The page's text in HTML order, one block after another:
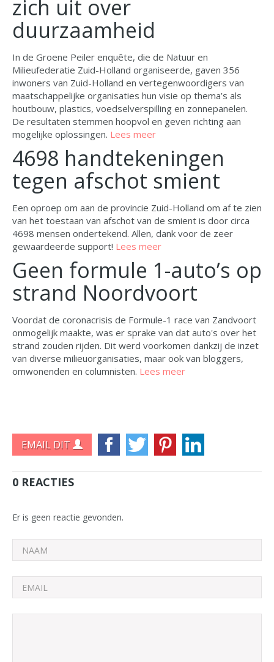
zich uit over
duurzaamheid
In de Groene Peiler enquête, die de Natuur en
Milieufederatie Zuid-Holland organiseerde, gaven 356
inwoners van Zuid-Holland en vertegenwoordigers van
maatschappelijke organisaties hun visie op thema’s als
houtbouw, plastics, voedselverspilling en zonnepanelen.
De resultaten stemmen hoopvol en geven richting aan
mogelijke oplossingen. Lees meer
4698 handtekeningen
tegen afschot smient
Een oproep om aan de provincie Zuid-Holland om af te zien
van het toestaan van afschot van de smient is door circa
4698 mensen ondertekend. Allen, dank voor de zeer
gewaardeerde support! Lees meer
Geen formule 1-auto’s op
strand Noordvoort
Voordat de coronacrisis de Formule-1 race van Zandvoort
onmogelijk maakte, was er sprake van dat auto's over het
strand zouden rijden. Dit werd voorkomen dankzij de inzet
van diverse milieuorganisaties, maar ook van bloggers,
omwonenden en columnisten. Lees meer
EMAIL DIT
0 REACTIES
Er is geen reactie gevonden.